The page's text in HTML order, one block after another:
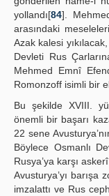
yollandı[84].
arasındaki
Azak kalesi
Devleti Rus
Mehmed Emnî
Romonzoff isimli bir
Bu şekilde XVIII.
önemli bir başarı
22 sene
Böylece Osmanlı
Rusya’ya karşı
Avusturya’yı barışa
imzalattı ve Rus